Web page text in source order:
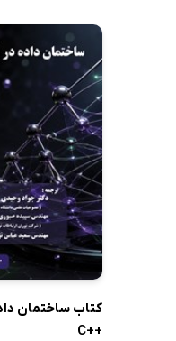
کتاب ساختمان
++C